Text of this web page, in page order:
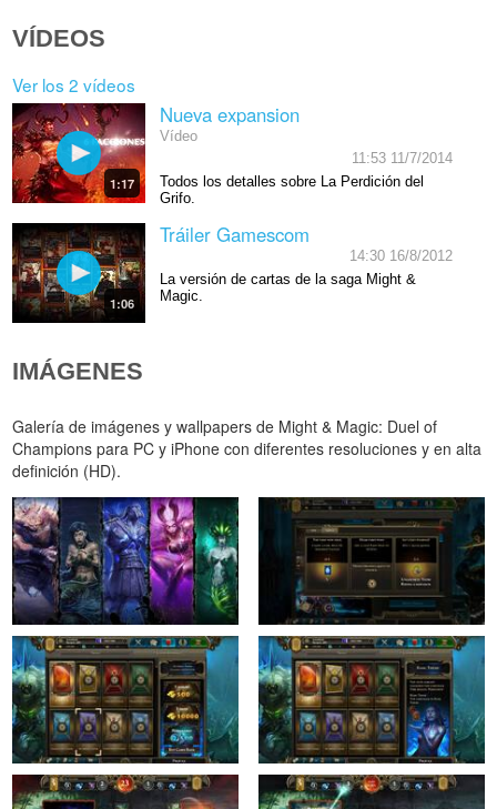
VÍDEOS
Ver los 2 vídeos
1:17
Nueva expansion
Vídeo
11:53 11/7/2014
Todos los detalles sobre La Perdición del
Grifo.
1:06
Tráiler Gamescom
14:30 16/8/2012
La versión de cartas de la saga Might &
Magic.
IMÁGENES
Galería de imágenes y wallpapers de Might & Magic: Duel of
Champions para PC y iPhone con diferentes resoluciones y en alta
definición (HD).